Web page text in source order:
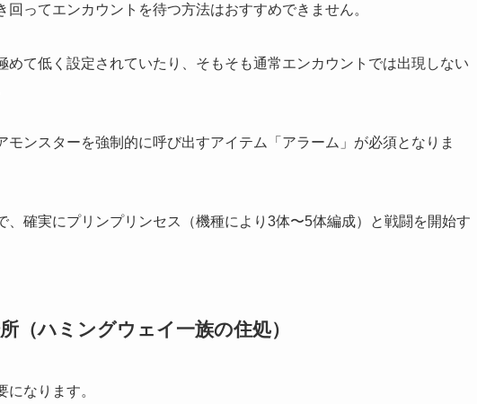
ってエンカウントを待つ方法はおすすめできません。
めて低く設定されていたり、そもそも通常エンカウントでは出現しない
ンスターを強制的に呼び出すアイテム「アラーム」が必須となりま
、確実にプリンプリンセス（機種により3体〜5体編成）と戦闘を開始す
（ハミングウェイ一族の住処）
なります。